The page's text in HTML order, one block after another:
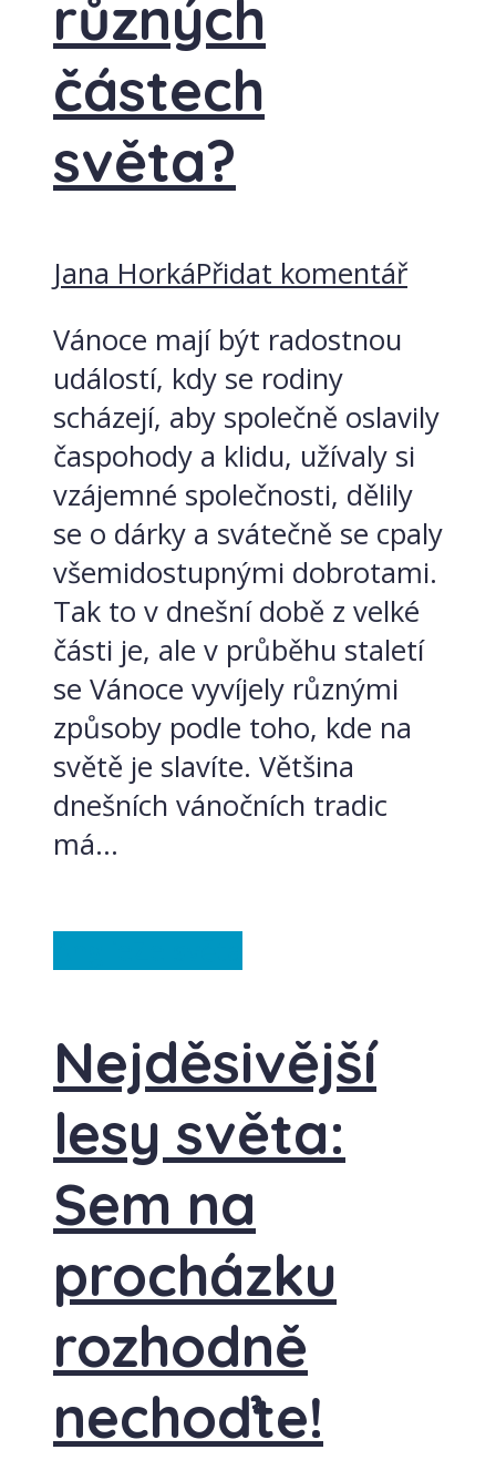
různých
částech
světa?
Jana HorkáPřidat komentář
Vánoce mají být radostnou
událostí, kdy se rodiny
scházejí, aby společně oslavily
časpohody a klidu, užívaly si
vzájemné společnosti, dělily
se o dárky a svátečně se cpaly
všemidostupnými dobrotami.
Tak to v dnešní době z velké
části je, ale v průběhu staletí
se Vánoce vyvíjely různými
způsoby podle toho, kde na
světě je slavíte. Většina
dnešních vánočních tradic
má...
Nejděsivější
lesy světa:
Sem na
procházku
rozhodně
nechoďte!